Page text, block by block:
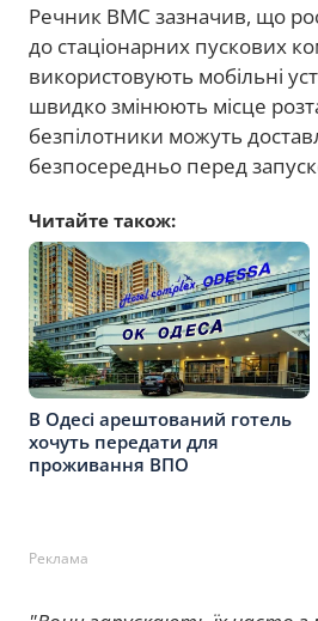
Речник ВМС зазначив, що
до стаціонарних пускових
використовують мобільні
швидко змінюють місце
безпілотники можуть
безпосередньо перед
Читайте також:
В Одесі арештований готель
хочуть передати для
проживання ВПО
Реклама